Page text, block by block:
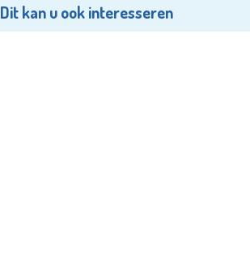
Dit kan u ook interesseren